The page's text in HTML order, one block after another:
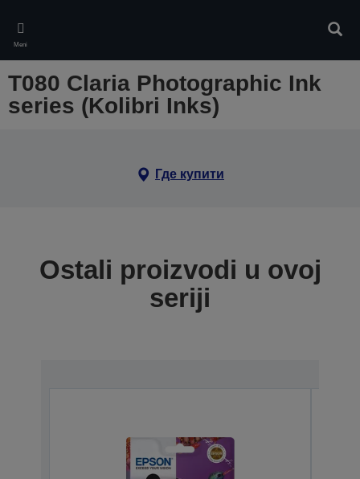
main
content
Meni
T080 Claria Photographic Ink
series (Kolibri Inks)
Где купити
Ostali proizvodi u ovoj
seriji